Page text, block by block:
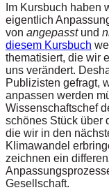
Im Kursbuch haben
eigentlich
von angepasstund
diesem Kursbuch
thematisiert, die wir
uns verändert.
Publizisten gefragt,
anpassen werden
Wissenschaftschef
schönes Stück über
die wir in den
Klimawandel
zeichnen ein
Gesellschaft.